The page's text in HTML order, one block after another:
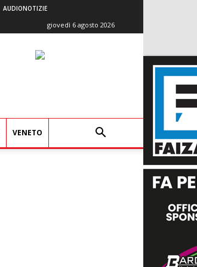
AUDIONOTIZIE
giovedì 6 agosto 2026
VENETO